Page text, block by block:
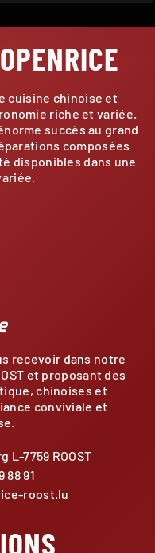
cuisine chinoise et
riche et variée.
succès au grand
composées
disponibles dans une
recevoir dans notre
et proposant des
chinoises et
conviviale et
L-7759 ROOST
88 91
roost.lu